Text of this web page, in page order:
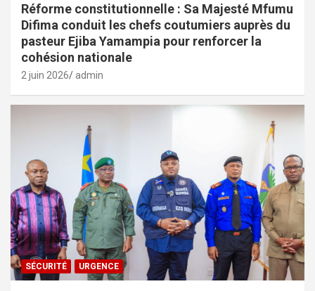
Réforme constitutionnelle : Sa Majesté Mfumu
Difima conduit les chefs coutumiers auprès du
pasteur Ejiba Yamampia pour renforcer la
cohésion nationale
2 juin 2026 admin
SÉCURITÉ URGENCE